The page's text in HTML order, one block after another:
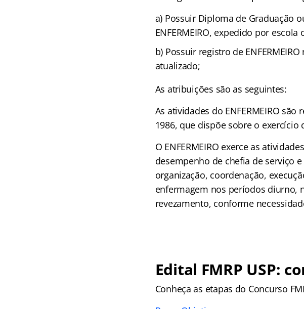
a) Possuir Diploma de Graduação
ENFERMEIRO, expedido por
b) Possuir registro de
atualizado;
As atribuições são as seguintes:
As atividades do ENFERMEIRO
1986, que dispõe sobre o exercício
O ENFERMEIRO exerce as
desempenho de chefia de serviço
organização, coordenação,
enfermagem nos períodos diurno,
revezamento, conforme
Edital FMRP USP:
Conheça as etapas do Concurso